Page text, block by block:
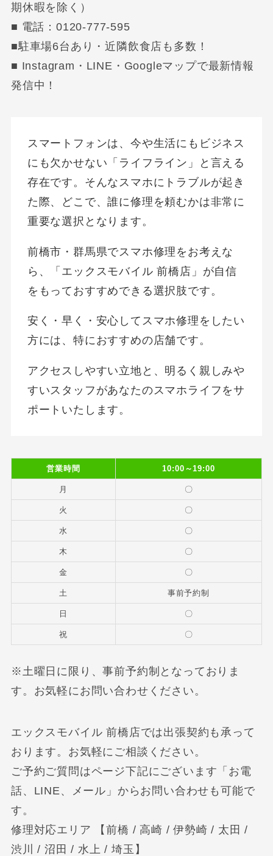
期休暇を除く）
■ 電話：0120-777-595
■駐車場6台あり・近隣飲食店も多数！
■ Instagram・LINE・Googleマップで最新情報
発信中！
スマートフォンは、今や生活にもビジネス
にも欠かせない「ライフライン」と言える
存在です。そんなスマホにトラブルが起き
た際、どこで、誰に修理を頼むかは非常に
重要な選択となります。
前橋市・群馬県でスマホ修理をお考えな
ら、「エックスモバイル 前橋店」が自信
をもっておすすめできる選択肢です。
安く・早く・安心してスマホ修理をしたい
方には、特におすすめの店舗です。
アクセスしやすい立地と、明るく親しみや
すいスタッフがあなたのスマホライフをサ
ポートいたします。
営業時間 10:00～19:00
月 〇
火 〇
水 〇
木 〇
金 〇
土 事前予約制
日 〇
祝 〇
※土曜日に限り、事前予約制となっておりま
す。お気軽にお問い合わせください。
エックスモバイル 前橋店では出張契約も承って
おります。お気軽にご相談ください。
ご予約ご質問はページ下記にございます「お電
話、LINE、メール」からお問い合わせも可能で
す。
修理対応エリア 【前橋 / 高崎 / 伊勢崎 / 太田 /
渋川 / 沼田 / 水上 / 埼玉】